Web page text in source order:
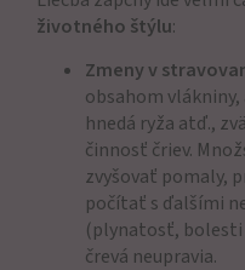
životného štýlu:
Zmeny v
obsahom
hnedá ryža atď.,
činnosť čriev.
zvyšovať pomaly,
počítať s ďalšími
(plynatosť, bolesti
črevá neupravia.